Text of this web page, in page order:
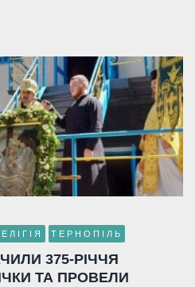
ТЕРНОПІЛЬ
375-РІЧЧЯ
ТА ПРОВЕЛИ